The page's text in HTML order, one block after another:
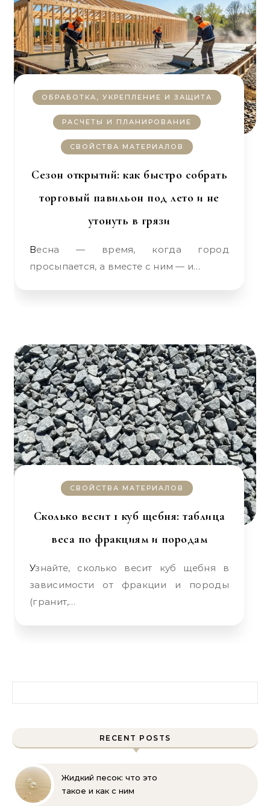
ОБРАБОТКА, УКРЕПЛЕНИЕ И ЗАЩИТА
РАСЧЕТЫ И ПЛАНИРОВАНИЕ
СВОЙСТВА МАТЕРИАЛОВ
Сезон открытий: как быстро собрать
торговый павильон под лето и не
утонуть в грязи
Весна — время, когда город
просыпается, а вместе с ним — и…
СВОЙСТВА МАТЕРИАЛОВ
Сколько весит 1 куб щебня: таблица
веса по фракциям и породам
Узнайте, сколько весит куб щебня в
зависимости от фракции и породы
(гранит,…
RECENT POSTS
Жидкий песок: что это
такое и как с ним